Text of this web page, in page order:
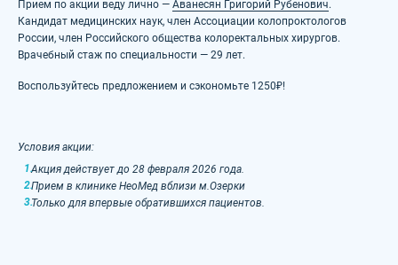
Прием по акции веду лично — Аванесян Григорий Рубенович.
Кандидат медицинских наук, член Ассоциации колопроктологов
России, член Российского общества колоректальных хирургов.
Врачебный стаж по специальности — 29 лет.
Воспользуйтесь предложением и сэкономьте 1250₽!
Условия акции:
Акция действует до 28 февраля 2026 года.
Прием в клинике НеоМед вблизи м.Озерки
Только для впервые обратившихся пациентов.